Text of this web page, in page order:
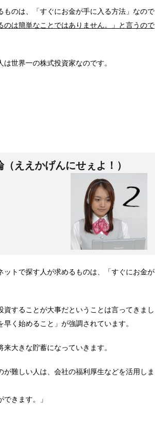
のは、「すぐにお金が手に入る方法」なので
は簡単なことではありません。」
と言うので
は世界一の株式投資家なのです。
ええかげんにせぇよ！）
トで探す人が求めるものは、「すぐにお金が
資することが大事だということは言ってきまし
く始めること」が強調されています。
大きな貯蓄になっていきます。
難しい人は、会社の福利厚生などを活用しま
きます。」